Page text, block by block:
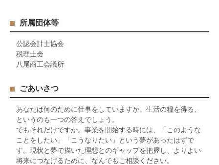
所属団体等
公認会計士協会
税理士会
八尾商工会議所
ごあいさつ
あなたは何のために仕事をしていますか。生活の糧を得る、
というのも一つの答えでしょう。
でもそれだけですか。事業を開始する時には、「このような
ことをしたい」「こうなりたい」という夢があったはずで
す。現状と夢で描いた理想とのギャップを把握し、よりよい
将来につなげるために、なんでもご相談ください。